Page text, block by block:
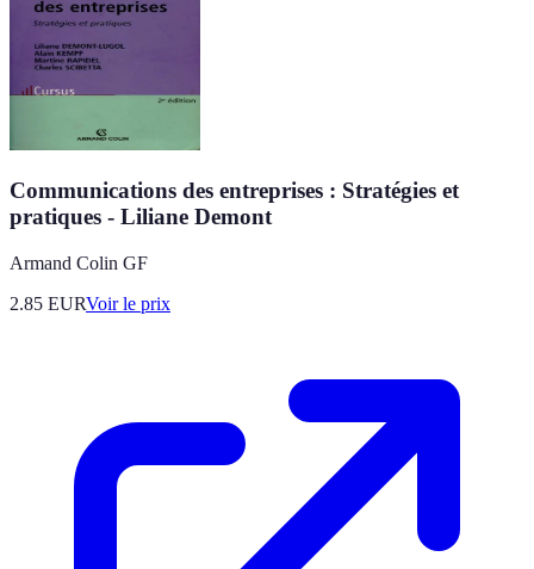
Communications des entreprises : Stratégies et
pratiques - Liliane Demont
Armand Colin GF
2.85 EURVoir le prix